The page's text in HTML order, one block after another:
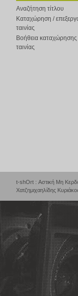
Αναζήτηση τίτλου
Καταχώρηση /
ταινίας
Βοήθεια καταχώρησης
ταινίας
t-shOrt : Αστική Μη
Χατζημιχαηλίδης